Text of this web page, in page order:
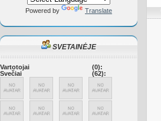
Powered by Translate
SVETAINĖJE
Vartotojai
(0):
Svečiai
(62):